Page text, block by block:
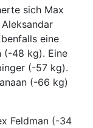
sich Max
eine
(-48 kg). Eine
(-57 kg).
(-66 kg)
Feldman (-34